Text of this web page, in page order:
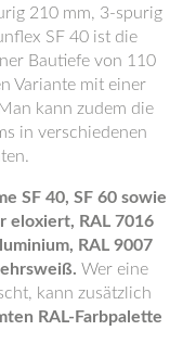
210 mm, 3-spurig
SF 40 ist die
Bautiefe von 110
Variante mit einer
kann zudem die
in verschiedenen
SF 40, SF 60 sowie
eloxiert, RAL 7016
RAL 9007
Wer eine
kann zusätzlich
RAL-Farbpalette